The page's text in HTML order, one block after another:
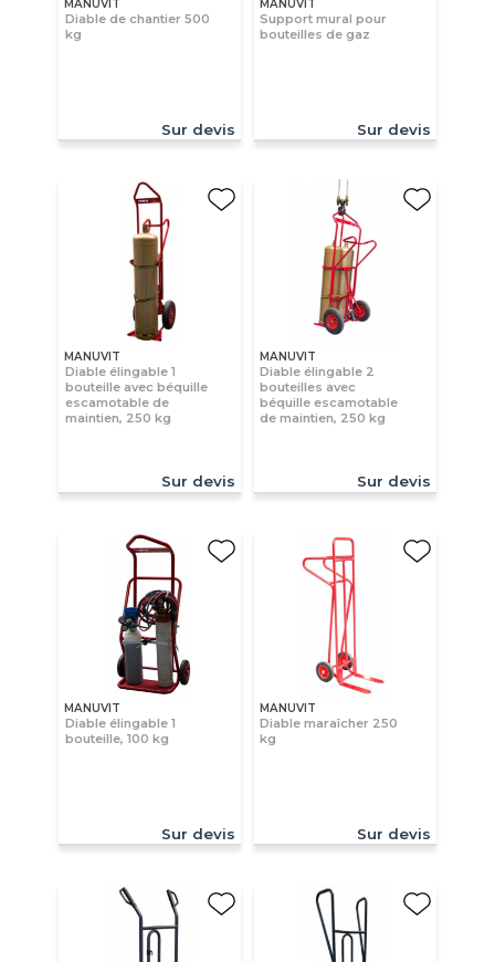
MANUVIT
Diable de chantier 500
kg
Sur devis
MANUVIT
Support mural pour
bouteilles de gaz
Sur devis
MANUVIT
Diable élingable 1
bouteille avec béquille
escamotable de
maintien, 250 kg
Sur devis
MANUVIT
Diable élingable 2
bouteilles avec
béquille escamotable
de maintien, 250 kg
Sur devis
MANUVIT
Diable élingable 1
bouteille, 100 kg
Sur devis
MANUVIT
Diable maraîcher 250
kg
Sur devis